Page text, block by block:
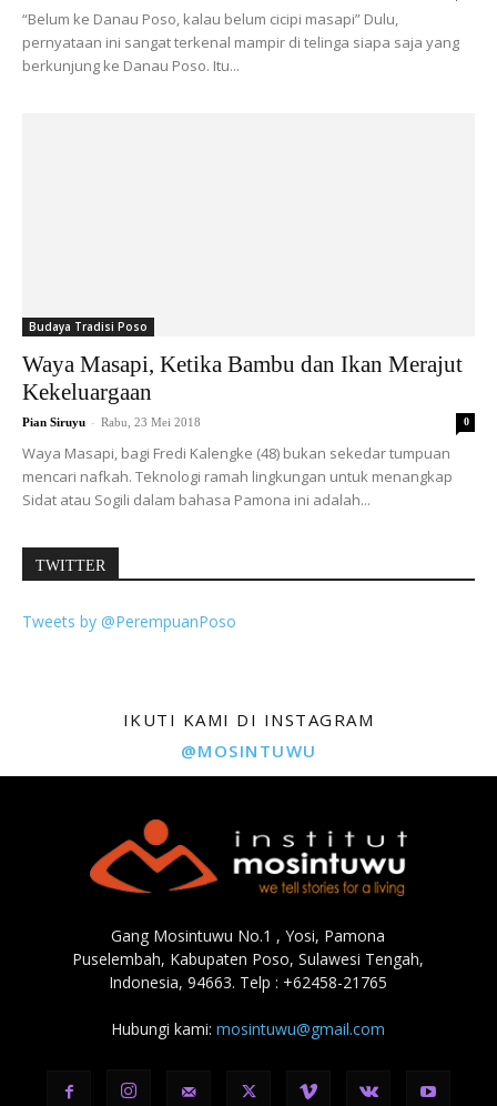
“Belum ke Danau Poso, kalau belum cicipi masapi” Dulu,
pernyataan ini sangat terkenal mampir di telinga siapa saja yang
berkunjung ke Danau Poso. Itu...
Budaya Tradisi Poso
Waya Masapi, Ketika Bambu dan Ikan Merajut
Kekeluargaan
Pian Siruyu - Rabu, 23 Mei 2018 0
Waya Masapi, bagi Fredi Kalengke (48) bukan sekedar tumpuan
mencari nafkah. Teknologi ramah lingkungan untuk menangkap
Sidat atau Sogili dalam bahasa Pamona ini adalah...
TWITTER
Tweets by @PerempuanPoso
IKUTI KAMI DI INSTAGRAM
@MOSINTUWU
Gang Mosintuwu No.1 , Yosi, Pamona
Puselembah, Kabupaten Poso, Sulawesi Tengah,
Indonesia, 94663. Telp : +62458-21765
Hubungi kami:mosintuwu@gmail.com